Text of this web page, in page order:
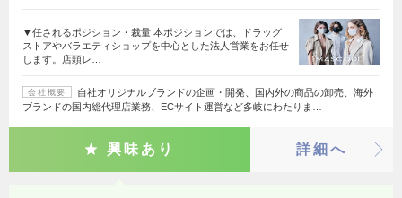
▼任されるポジション・裁量 本ポジションでは、ドラッグ
ストアやバラエティショップを中心とした法人営業をお任せ
します。店頭レ…
会社概要
自社オリジナルブランドの企画・開発、国内外の商品の卸売、海外
ブランドの国内総代理店業務、ECサイト運営など多岐にわたりま…
興味あり 詳細へ